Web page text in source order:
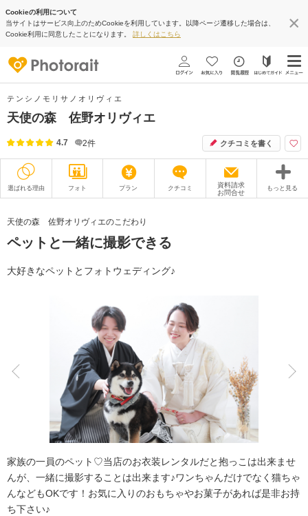
Cookieの利用について
当サイトはサービス向上のためCookieを利用しています。以降ページ遷移した場合は、
Cookie利用に同意したことになります。 詳しくはこちら
テンシノモリサノオリヴィエ
天使の森 佐野オリヴィエ
4.7 2件 クチコミを書く
選ばれる理由 フォト プラン クチコミ
資料請求
お問合せ
もっと見る
衣装
オプション
チャペルでの撮影 スタジオでの撮影
天使の森 佐野オリヴィエのこだわり
ペットと一緒に撮影できる
大好きなペットとフォトウェディング♪
家族の一員のペット♡当店のお衣装レンタルだと抱っこは出来ませ
んが、一緒に撮影することは出来ます♪ワンちゃんだけでなく猫ちゃ
んなどもOKです！お気に入りのおもちゃやお菓子があれば是非お持
ち下さい♪